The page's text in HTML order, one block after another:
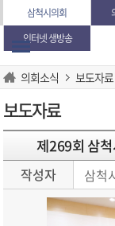
본문바로가기
삼척시의회
인터넷 생방송
의회소식 보도자료
보도자료
제269회 삼
작성자 삼척